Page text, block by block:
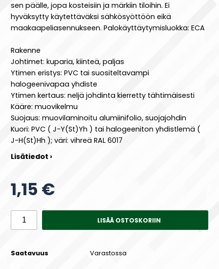
sen päälle, jopa kosteisiin ja märkiin tiloihin. Ei
hyväksytty käytettäväksi sähkösyöttöön eikä
maakaapeliasennukseen. Palokäyttäytymisluokka: ECA
Rakenne
Johtimet: kuparia, kiinteä, paljas
Ytimen eristys: PVC tai suositeltavampi
halogeenivapaa yhdiste
Ytimen kertaus: neljä johdinta kierretty tähtimäisesti
Kääre: muovikelmu
Suojaus: muovilaminoitu alumiinifolio, suojajohdin
Kuori: PVC ( J-Y(St)Yh ) tai halogeeniton yhdistlemä (
J-H(St)Hh ); väri: vihreä RAL 6017
Lisätiedot ›
1,15 €
LISÄÄ OSTOSKORIIN
Saatavuus Varastossa